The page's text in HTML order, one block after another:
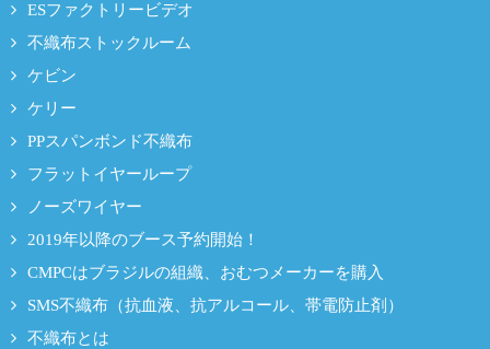
ESファクトリービデオ
不織布ストックルーム
ケビン
ケリー
PPスパンボンド不織布
フラットイヤーループ
ノーズワイヤー
2019年以降のブース予約開始！
CMPCはブラジルの組織、おむつメーカーを購入
SMS不織布（抗血液、抗アルコール、帯電防止剤）
不織布とは